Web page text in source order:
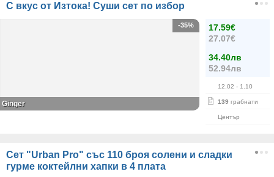
С вкус от Изтока! Суши сет по избор
17.59€
27.07€
34.40лв
52.94лв
12.02 - 1.10
139 грабнати
Център
-35%
Ginger
Сет "Urban Pro" със 110 броя солени и сладки
гурме коктейлни хапки в 4 плата